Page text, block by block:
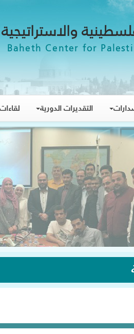
والاستراتيجية
Baheth Center for
التقديرات الدورية لقاءات